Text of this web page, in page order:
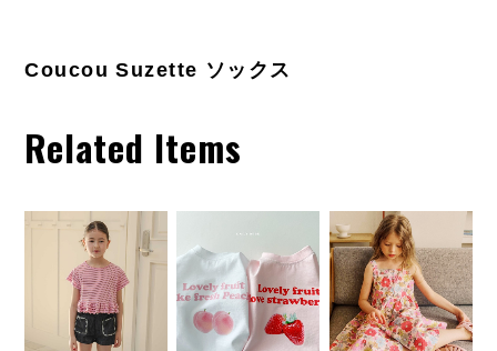
Coucou Suzette ソックス
Related Items